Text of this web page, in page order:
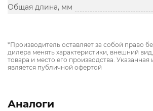
Общая длина, мм
*Производитель оставляет за собой право
дилера менять характеристики, внешний
товара и место его производства.
является публичной офертой
Аналоги